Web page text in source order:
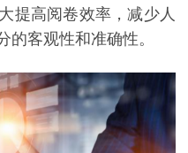
提高阅卷效率，减少人
的客观性和准确性。